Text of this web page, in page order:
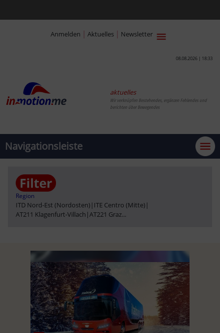
Anmelden | Aktuelles | Newsletter
08.08.2026 | 18:33
aktuelles
Wir verknüpfen Bestehendes, ergänzen Fehlendes und
berichten über Bewegendes
Navigationsleiste
Region
ITD Nord-Est (Nordosten) | ITE Centro (Mitte) |
AT211 Klagenfurt-Villach |AT221 Graz...